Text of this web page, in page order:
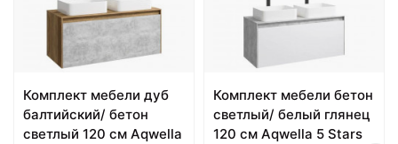
Комплект мебели дуб
балтийский/ бетон
светлый 120 см Aqwella
Комплект мебели бетон
светлый/ белый глянец
120 см Aqwella 5 Stars